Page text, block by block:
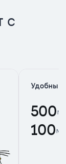
с
Удобный
500
100